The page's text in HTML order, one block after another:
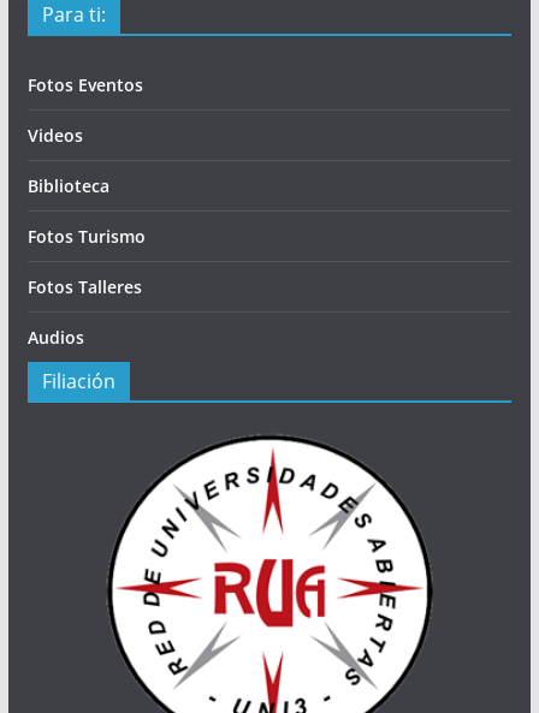
Para ti:
Fotos Eventos
Videos
Biblioteca
Fotos Turismo
Fotos Talleres
Audios
Filiación